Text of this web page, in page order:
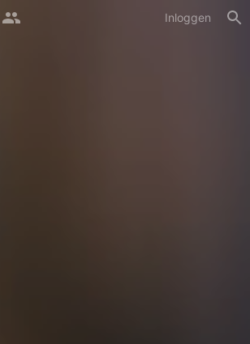
Inloggen